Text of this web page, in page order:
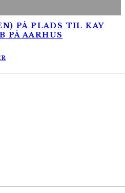
PÅ PLADS TIL KAY
PÅ AARHUS